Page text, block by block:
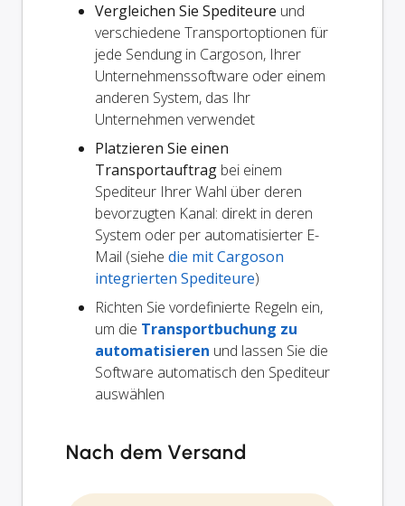
Vergleichen Sie Spediteure und
verschiedene Transportoptionen für
jede Sendung in Cargoson, Ihrer
Unternehmenssoftware oder einem
anderen System, das Ihr
Unternehmen verwendet
Platzieren Sie einen
Transportauftrag bei einem
Spediteur Ihrer Wahl über deren
bevorzugten Kanal: direkt in deren
System oder per automatisierter E-
Mail (siehe die mit Cargoson
integrierten Spediteure)
Richten Sie vordefinierte Regeln ein,
um die Transportbuchung zu
automatisieren und lassen Sie die
Software automatisch den Spediteur
auswählen
Nach dem Versand